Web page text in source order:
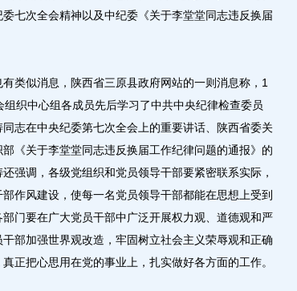
七次全会精神以及中纪委《关于李堂堂同志违反换届
似消息，陕西省三原县政府网站的一则消息称，1
组织中心组各成员先后学习了中共中央纪律检查委员
志在中央纪委第七次全会上的重要讲话、陕西省委关
《关于李堂堂同志违反换届工作纪律问题的通报》的
强调，各级党组织和党员领导干部要紧密联系实际，
作风建设，使每一名党员领导干部都能在思想上受到
门要在广大党员干部中广泛开展权力观、道德观和严
部加强世界观改造，牢固树立社会主义荣辱观和正确
正把心思用在党的事业上，扎实做好各方面的工作。